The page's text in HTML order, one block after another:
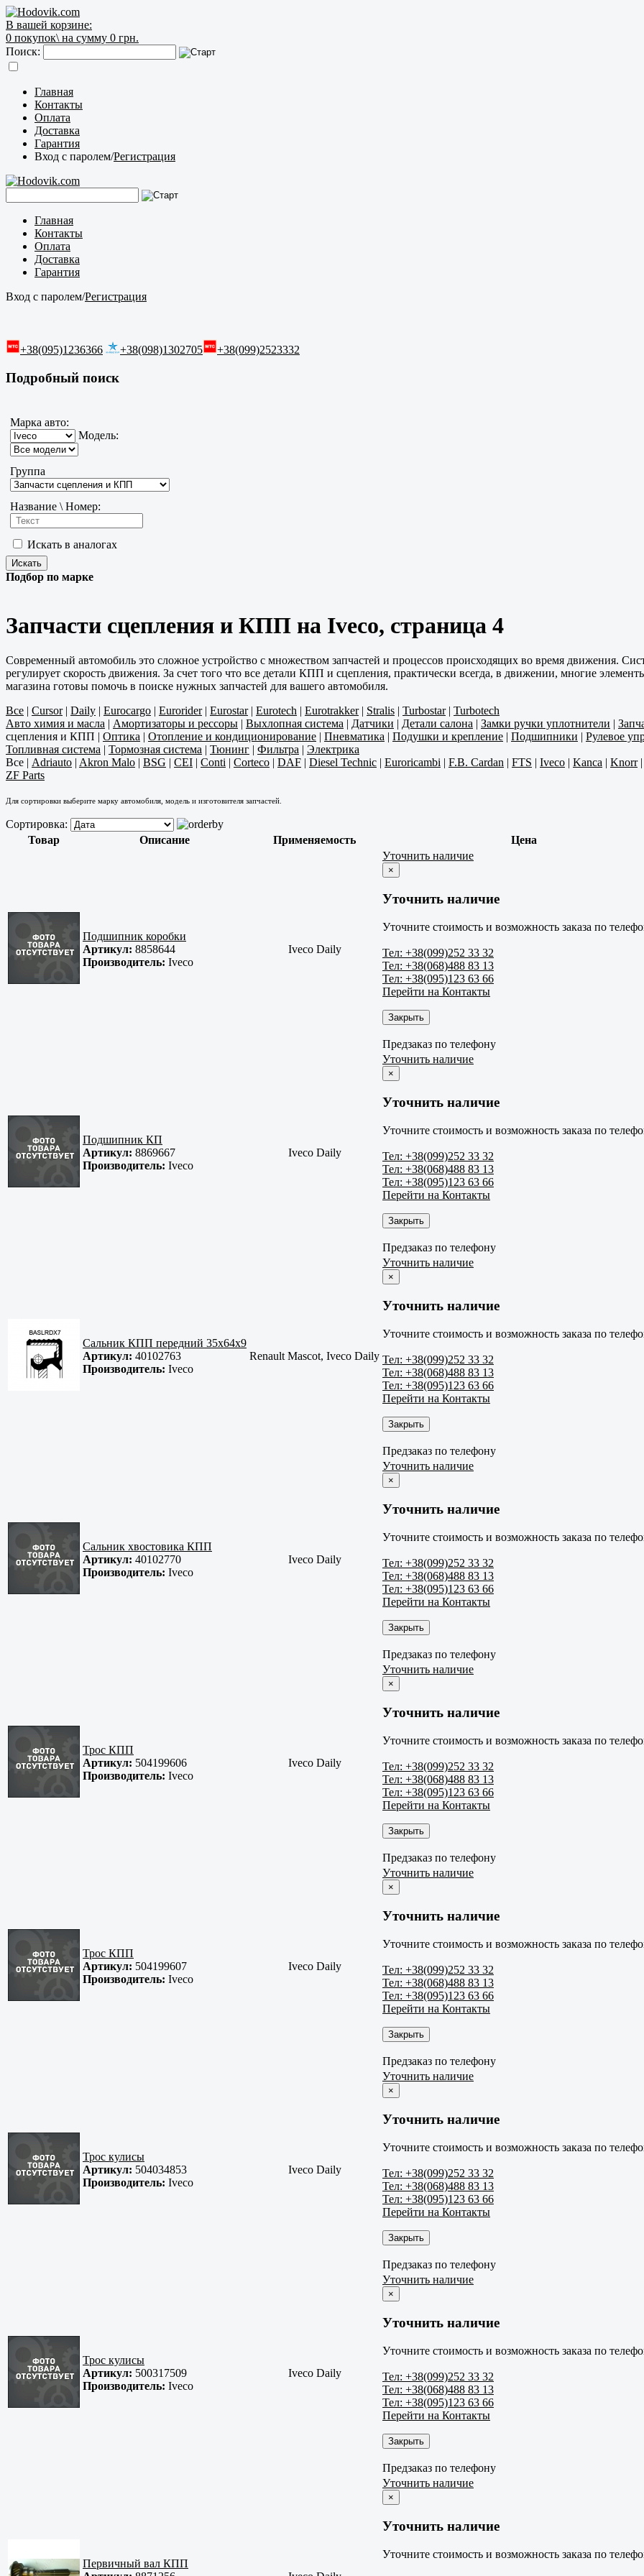
В вашей корзине:
0 покупок\ на сумму 0 грн.
Поиск:
Главная
Контакты
Оплата
Доставка
Гарантия
Вход с паролем/Регистрация
Главная
Контакты
Оплата
Доставка
Гарантия
Вход с паролем/Регистрация
+38(095)1236366 +38(098)1302705 +38(099)2523332
Подробный поиск
Марка авто:
Модель:
Группа
Название \ Номер:
Искать в аналогах
Подбор по марке
Запчасти сцепления и КПП на Iveco, страница 4
Современный автомобиль это сложное устройство с множеством запчастей и процессов происходящих во время движения.
регулирует скорость движения. За счет того что все детали КПП и сцепления, практически всегда, в движении, многие
магазина готовы помочь в поиске нужных запчастей для вашего автомобиля.
Все | Cursor| Daily | Eurocargo | Eurorider| Eurostar| Eurotech | Eurotrakker| Stralis | Turbostar| Turbotech
Авто химия и масла | Амортизаторы и рессоры | Выхлопная система | Датчики | Детали салона | Замки ручки уплотнители |
сцепления и КПП | Оптика | Отопление и кондиционирование | Пневматика | Подушки и крепление | Подшипники | Рулевое
Топливная система | Тормозная система | Тюнинг | Фильтра | Электрика
Все | Adriauto | Akron Malo | BSG | CEI | Conti | Corteco | DAF | Diesel Technic | Euroricambi | F.B. Cardan | FTS | Iveco | Kanca | Knorr
ZF Parts
Для сортировки выберите марку автомобиля, модель и изготовителя запчастей.
Сортировка:
Товар
Описание Применяемость Цена
Подшипник коробки
Артикул: 8858644
Производитель: Iveco
Iveco Daily
Уточнить наличие
×
Уточнить наличие
Уточните стоимость и возможность заказа по
Тел: +38(099)252 33 32
Тел: +38(068)488 83 13
Тел: +38(095)123 63 66
Перейти на Контакты
Закрыть
Предзаказ по телефону
Подшипник КП
Артикул: 8869667
Производитель: Iveco
Iveco Daily
Уточнить наличие
×
Уточнить наличие
Уточните стоимость и возможность заказа по
Тел: +38(099)252 33 32
Тел: +38(068)488 83 13
Тел: +38(095)123 63 66
Перейти на Контакты
Закрыть
Предзаказ по телефону
Сальник КПП передний 35x64x9
Артикул: 40102763
Производитель: Iveco
Renault Mascot, Iveco Daily
Уточнить наличие
×
Уточнить наличие
Уточните стоимость и возможность заказа по
Тел: +38(099)252 33 32
Тел: +38(068)488 83 13
Тел: +38(095)123 63 66
Перейти на Контакты
Закрыть
Предзаказ по телефону
Сальник хвостовика КПП
Артикул: 40102770
Производитель: Iveco
Iveco Daily
Уточнить наличие
×
Уточнить наличие
Уточните стоимость и возможность заказа по
Тел: +38(099)252 33 32
Тел: +38(068)488 83 13
Тел: +38(095)123 63 66
Перейти на Контакты
Закрыть
Предзаказ по телефону
Трос КПП
Артикул: 504199606
Производитель: Iveco
Iveco Daily
Уточнить наличие
×
Уточнить наличие
Уточните стоимость и возможность заказа по
Тел: +38(099)252 33 32
Тел: +38(068)488 83 13
Тел: +38(095)123 63 66
Перейти на Контакты
Закрыть
Предзаказ по телефону
Трос КПП
Артикул: 504199607
Производитель: Iveco
Iveco Daily
Уточнить наличие
×
Уточнить наличие
Уточните стоимость и возможность заказа по
Тел: +38(099)252 33 32
Тел: +38(068)488 83 13
Тел: +38(095)123 63 66
Перейти на Контакты
Закрыть
Предзаказ по телефону
Трос кулисы
Артикул: 504034853
Производитель: Iveco
Iveco Daily
Уточнить наличие
×
Уточнить наличие
Уточните стоимость и возможность заказа по
Тел: +38(099)252 33 32
Тел: +38(068)488 83 13
Тел: +38(095)123 63 66
Перейти на Контакты
Закрыть
Предзаказ по телефону
Трос кулисы
Артикул: 500317509
Производитель: Iveco
Iveco Daily
Уточнить наличие
×
Уточнить наличие
Уточните стоимость и возможность заказа по
Тел: +38(099)252 33 32
Тел: +38(068)488 83 13
Тел: +38(095)123 63 66
Перейти на Контакты
Закрыть
Предзаказ по телефону
Первичный вал КПП
Уточнить наличие
×
Уточнить наличие
Уточните стоимость и возможность заказа по